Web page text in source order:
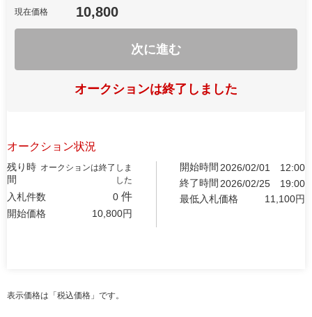
現在価格 10,800
次に進む
オークションは終了しました
オークション状況
残り時
間
オークションは終了しま
した
入札件数 0 件
開始価格 10,800円
開始時間 2026/02/01
12:00
終了時間 2026/02/25
19:00
最低入札価格
11,100円
表示価格は「税込価格」です。